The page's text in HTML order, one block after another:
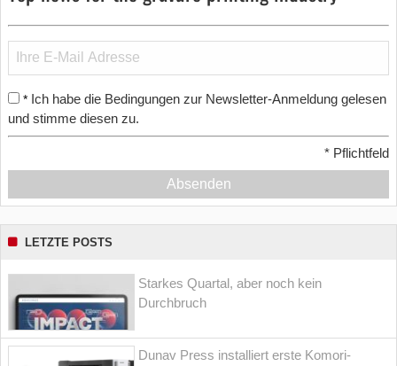
* Ich habe die Bedingungen zur Newsletter-Anmeldung gelesen
und stimme diesen zu.
* Pflichtfeld
Absenden
LETZTE POSTS
Starkes Quartal, aber noch kein
Durchbruch
Dunav Press installiert erste Komori-